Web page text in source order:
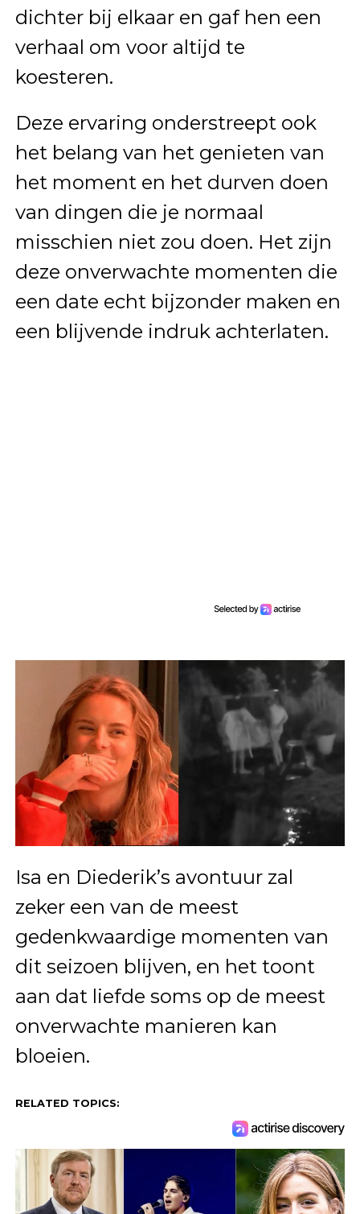
dichter bij elkaar en gaf hen een
verhaal om voor altijd te
koesteren.
Deze ervaring onderstreept ook
het belang van het genieten van
het moment en het durven doen
van dingen die je normaal
misschien niet zou doen. Het zijn
deze onverwachte momenten die
een date echt bijzonder maken en
een blijvende indruk achterlaten.
Isa en Diederik’s avontuur zal
zeker een van de meest
gedenkwaardige momenten van
dit seizoen blijven, en het toont
aan dat liefde soms op de meest
onverwachte manieren kan
bloeien.
RELATED TOPICS: